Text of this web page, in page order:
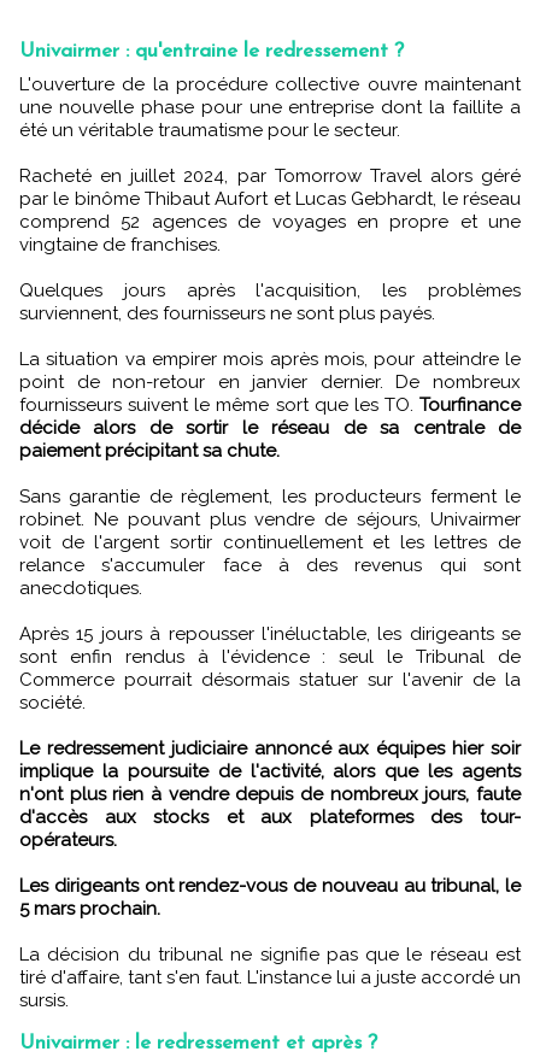
Univairmer : qu'entraine le redressement ?
L'ouverture de la procédure collective ouvre maintenant
une nouvelle phase pour une entreprise dont la faillite a
été un véritable traumatisme pour le secteur.
Racheté en juillet 2024, par Tomorrow Travel alors géré
par le binôme Thibaut Aufort et Lucas Gebhardt, le réseau
comprend 52 agences de voyages en propre et une
vingtaine de franchises.
Quelques jours après l'acquisition, les problèmes
surviennent, des fournisseurs ne sont plus payés.
La situation va empirer mois après mois, pour atteindre le
point de non-retour en janvier dernier. De nombreux
fournisseurs suivent le même sort que les TO. Tourfinance
décide alors de sortir le réseau de sa centrale de
paiement précipitant sa chute.
Sans garantie de règlement, les producteurs ferment le
robinet. Ne pouvant plus vendre de séjours, Univairmer
voit de l'argent sortir continuellement et les lettres de
relance s'accumuler face à des revenus qui sont
anecdotiques.
Après 15 jours à repousser l'inéluctable, les dirigeants se
sont enfin rendus à l'évidence : seul le Tribunal de
Commerce pourrait désormais statuer sur l'avenir de la
société.
Le redressement judiciaire annoncé aux équipes hier soir
implique la poursuite de l'activité, alors que les agents
n'ont plus rien à vendre depuis de nombreux jours, faute
d'accès aux stocks et aux plateformes des tour-
opérateurs.
Les dirigeants ont rendez-vous de nouveau au tribunal, le
5 mars prochain.
La décision du tribunal ne signifie pas que le réseau est
tiré d'affaire, tant s'en faut. L'instance lui a juste accordé un
sursis.
Univairmer : le redressement et après ?